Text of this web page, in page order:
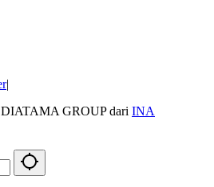
GROUP dari INA